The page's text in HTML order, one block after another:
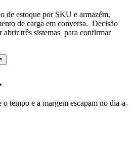
de estoque por SKU e armazém,
de carga em conversa. Decisão
abrir três sistemas para confirmar
tempo e a margem escapam no dia-a-